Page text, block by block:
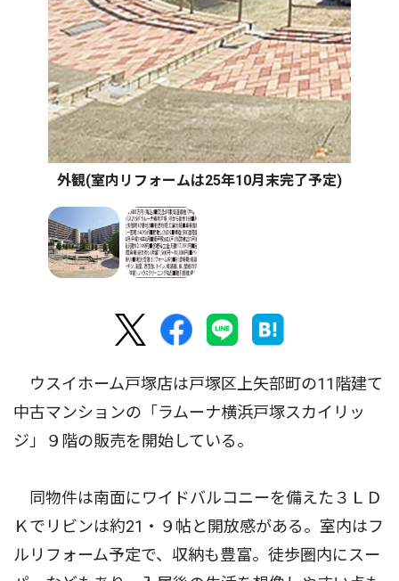
外観(室内リフォームは25年10月末完了予定)
ウスイホーム戸塚店は戸塚区上矢部町の11階建て
中古マンションの「ラムーナ横浜戸塚スカイリッ
ジ」９階の販売を開始している。
同物件は南面にワイドバルコニーを備えた３ＬＤ
Ｋでリビンは約21・９帖と開放感がある。室内はフ
ルリフォーム予定で、収納も豊富。徒歩圏内にスー